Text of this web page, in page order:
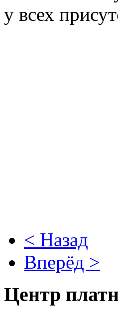
у всех
< Назад
Вперёд >
Центр